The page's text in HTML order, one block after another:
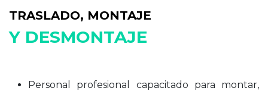
TRASLADO, MONTAJE
Y DESMONTAJE
Personal profesional capacitado para montar,